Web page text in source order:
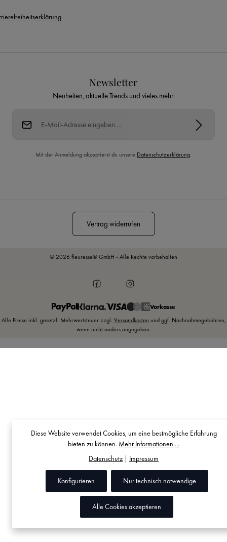
Newsletter
Neuheiten, aktuelle Trends und vieles mehr:
Mit der Anmeldung akzeptierst du unsere Datenschutzerklärung.
Vertrag widerrufen
© 2026 fleuresse® GmbH - Alle Rechte vorbehalten
Vorkasse
Alle Preise inkl. gesetzl. Mehrwertsteuer zzgl. Versandkosten und ggf. Nachnahmegebühren,
wenn nicht anders angegeben.
Diese Website verwendet Cookies, um eine bestmögliche Erfahrung
bieten zu können. Mehr Informationen ...
Datenschutz| Impressum
Nur technisch notwendige
Konfigurieren
Alle Cookies akzeptieren